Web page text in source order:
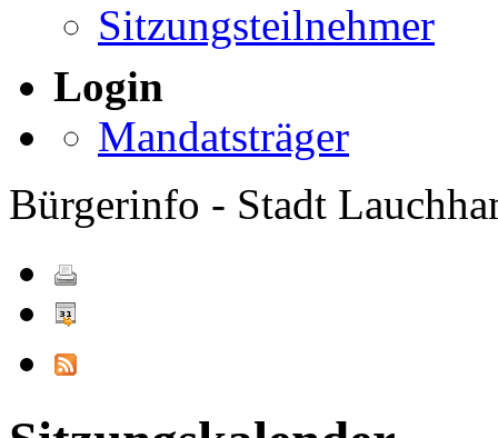
Sitzungsteilnehmer
Login
Mandatsträger
Bürgerinfo - Stadt